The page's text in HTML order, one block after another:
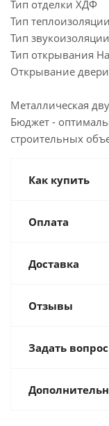
Тип отделки ХДФ
Тип
Тип
Тип открывания
Открывание
Металлическая
Бюджет -
строительных
Как купить
Оплата
Доставка
Отзывы
Задать вопрос